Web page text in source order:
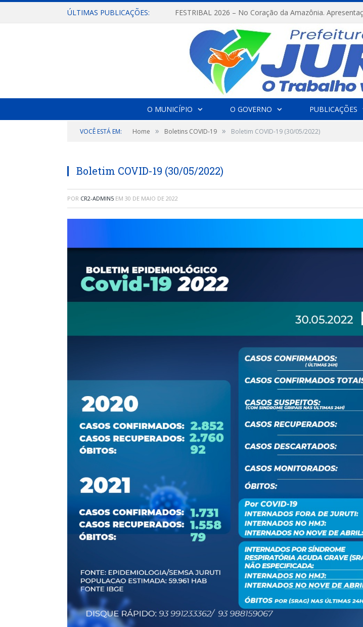
ÚLTIMAS PUBLICAÇÕES:
O MUNICÍPIO O GOVERNO PUBLICAÇÕES
VOCÊ ESTÁ EM: Home » Boletins COVID-19 » Boletim COVID-19 (30/05/2022)
Boletim COVID-19 (30/05/2022)
POR CR2-ADMIN5 EM 30 DE MAIO DE 2022